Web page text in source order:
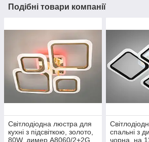
Подібні товари компанії
Світлодіодна люстра для
кухні з підсвіткою, золото,
80W, димер A8060/2+2G
спальні з
чорна, на